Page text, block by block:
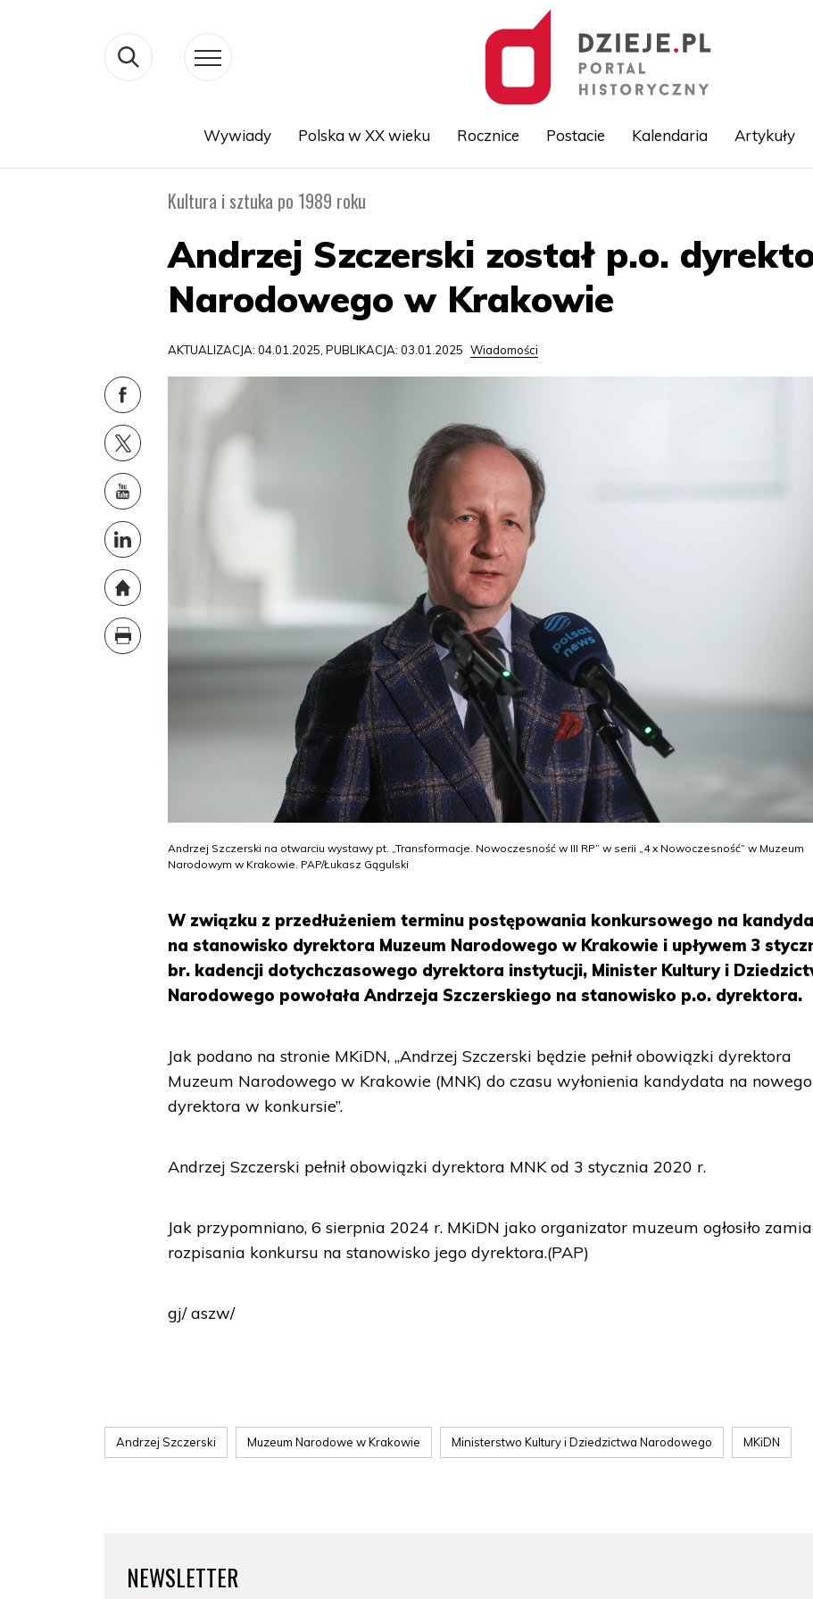
Wywiady Polska w XX wieku Rocznice Postacie Kalendaria Artykuły
Kultura i sztuka po 1989 roku
Andrzej Szczerski został p.o.
Narodowego w Krakowie
AKTUALIZACJA: 04.01.2025, PUBLIKACJA: 03.01.2025 Wiadomości
Andrzej Szczerski na otwarciu wystawy pt. „Transformacje. Nowoczesność w III RP” w serii „4 x Nowoczesność” w Muzeum
Narodowym w Krakowie. PAP/Łukasz Gągulski
W związku z przedłużeniem terminu postępowania konkursowego na
na stanowisko dyrektora Muzeum Narodowego w Krakowie i upływem 3
br. kadencji dotychczasowego dyrektora instytucji, Minister Kultury i
Narodowego powołała Andrzeja Szczerskiego na stanowisko p.o. dyrektora.
Jak podano na stronie MKiDN, „Andrzej Szczerski będzie pełnił obowiązki dyrektora
Muzeum Narodowego w Krakowie (MNK) do czasu wyłonienia kandydata na nowego
dyrektora w konkursie”.
Andrzej Szczerski pełnił obowiązki dyrektora MNK od 3 stycznia 2020 r.
Jak przypomniano, 6 sierpnia 2024 r. MKiDN jako organizator muzeum ogłosiło
rozpisania konkursu na stanowisko jego dyrektora.(PAP)
gj/ aszw/
Andrzej Szczerski Muzeum Narodowe w Krakowie Ministerstwo Kultury i Dziedzictwa Narodowego MKiDN
NEWSLETTER